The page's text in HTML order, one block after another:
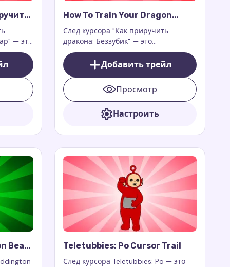
— это
How To Train Your Dragon
Toothless Cursor Trail
След курсора "Как приручить
дракона: Беззубик" — это
очаровательное и захватывающее
дополнение к вашему цифровому
опыту, которое приносит на ваш
экран магию, грацию и
приключения с любимым ночным
фурией.
Добавить трейл
Просмотр
Настроить
Bear
Teletubbies: Po Cursor Trail
След курсора Teletubbies: Po — это